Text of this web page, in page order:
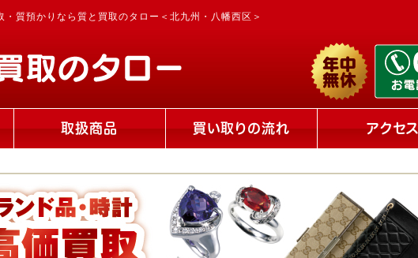
質預かりなら質と買取のタロー＜北九州・八幡西区＞
取扱商品 買い取りの流れ アクセ